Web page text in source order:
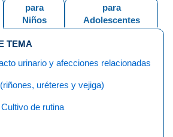
para
Adolescentes
para
Niños
TEMA
urinario y afecciones relacionadas
Renal (riñones, uréteres y vejiga)
de rutina